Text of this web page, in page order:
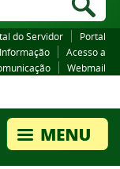
do Servidor
Portal
Acesso a
Webmail